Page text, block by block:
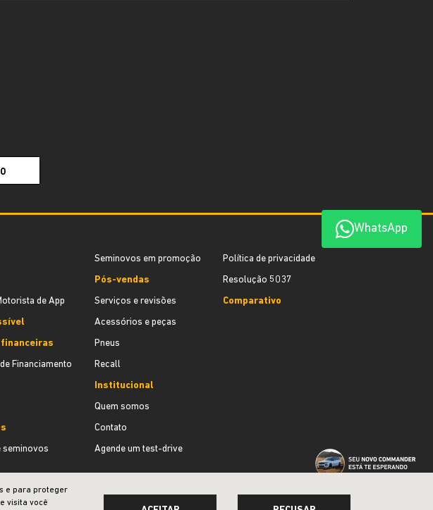
WhatsApp
de App
Financiamento
seminovos
Seminovos em promoção
Pós-vendas
Serviços e revisões
Acessórios e peças
Pneus
Recall
Institucional
Quem somos
Contato
Agende um test-drive
Política de privacidade
Resolução 5037
Comparativo
e para proteger
visita você